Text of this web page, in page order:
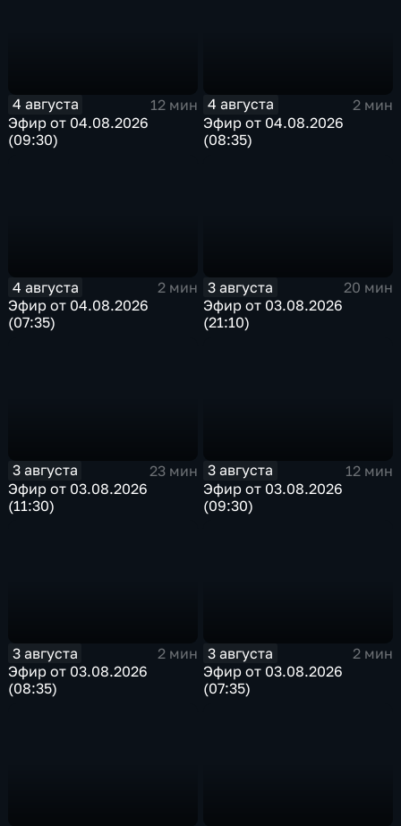
4 августа
12 мин
Эфир от 04.08.2026
(09:30)
4 августа
2 мин
Эфир от 04.08.2026
(08:35)
4 августа
2 мин
Эфир от 04.08.2026
(07:35)
3 августа
20 мин
Эфир от 03.08.2026
(21:10)
3 августа
23 мин
Эфир от 03.08.2026
(11:30)
3 августа
12 мин
Эфир от 03.08.2026
(09:30)
3 августа
2 мин
Эфир от 03.08.2026
(08:35)
3 августа
2 мин
Эфир от 03.08.2026
(07:35)